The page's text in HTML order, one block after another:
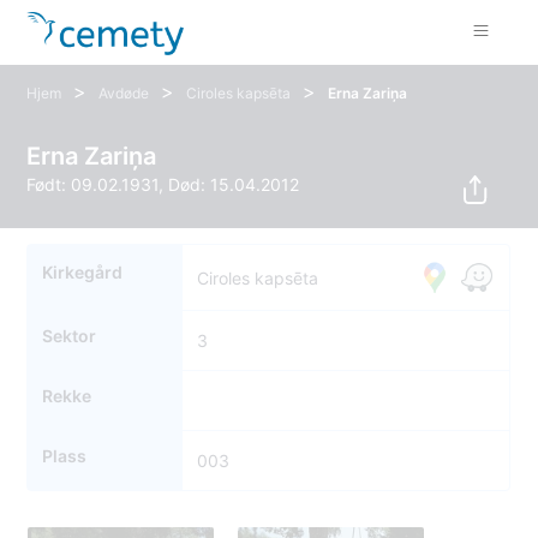
Hjem > Avdøde > Ciroles kapsēta > Erna Zariņa
Erna Zariņa
Født: 09.02.1931, Død: 15.04.2012
Kirkegård Ciroles kapsēta
Sektor 3
Rekke
Plass 003